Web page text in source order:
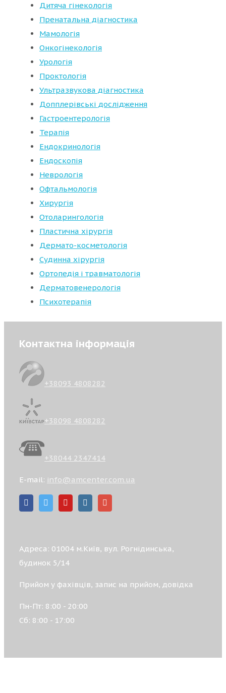
Дитяча гінекологія
Пренатальна діагностика
Мамологія
Онкогінекологія
Урологія
Проктологія
Ультразвукова діагностика
Допплерівські дослідження
Гастроентерологія
Терапія
Ендокринологія
Ендоскопія
Неврологія
Офтальмологія
Хирургія
Отоларингологія
Пластична хірургія
Дермато-косметологія
Судинна хірургія
Ортопедія і травматологія
Дерматовенерологія
Психотерапія
Контактна інформація
+38093 4808282
+38098 4808282
+38044 2347414
E-mail: info@amcenter.com.ua
Адреса: 01004 м.Київ, вул. Рогнідинська,
будинок 5/14
Прийом у фахівців, запис на прийом, довідка
Пн-Пт: 8:00 - 20:00
Сб: 8:00 - 17:00